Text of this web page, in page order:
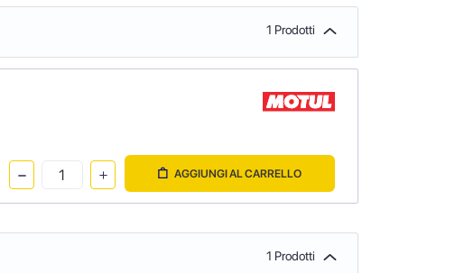
1 Prodotti
AGGIUNGI AL CARRELLO
1 Prodotti